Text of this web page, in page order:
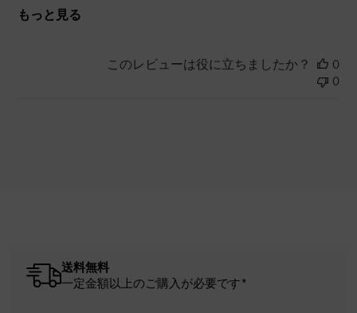
もっと見る
このレビューは役に立ちましたか？
0
0
送料無料
一定金額以上のご購入が必要です*